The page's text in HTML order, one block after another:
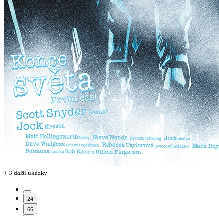
+ 3 další ukázky
24
66